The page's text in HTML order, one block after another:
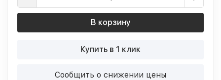
В корзину
Купить в 1 клик
Сообщить о снижении цены